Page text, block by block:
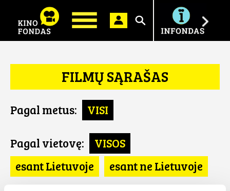
Ieškoti
FILMŲ SĄRAŠAS
Pagal metus: VISI
Pagal vietovę:
VISOS
esant Lietuvoje
esant ne Lietuvoje